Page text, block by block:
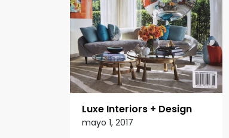
Luxe Interiors + Design
mayo 1, 2017